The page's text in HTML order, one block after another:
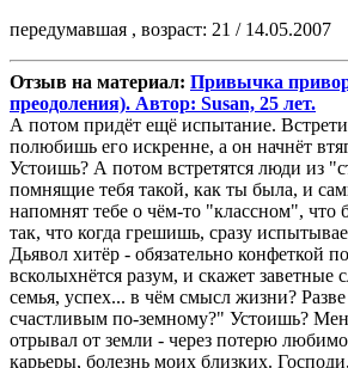
передумавшая , возраст: 21 / 14.05.2007
Отзыв на материал: Привычка
преодоления). Автор: Susan, 25 лет.
А потом придёт ещё испытание.
полюбишь его искренне, а он начнёт
Устоишь? А потом встретятся люди из
помнящие тебя такой, как ты была, и
напомнят тебе о чём-то "классном", что
так, что когда грешишь, сразу
Дьявол хитёр - обязательно конфеткой
всколыхнётся разум, и скажет заветные
семья, успех... в чём смысл жизни?
счастливым по-земному?" Устоишь?
отрывал от земли - через потерю
карьеры, болезнь моих близких.